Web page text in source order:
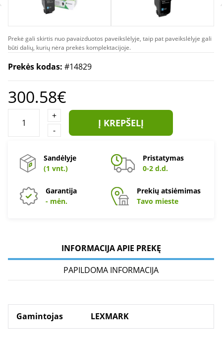
Prekė gali skirtis nuo pavaizduotos paveikslėlyje, taip pat paveikslėlyje gali
būti dalių, kurių nėra prekės komplektacijoje.
Prekės kodas: #14829
300.58€
+
-
Į KREPŠELĮ
Sandėlyje
(1 vnt.)
Pristatymas
0-2 d.d.
Garantija
- mėn.
Prekių atsiėmimas
Tavo mieste
INFORMACIJA APIE PREKĘ
PAPILDOMA INFORMACIJA
Gamintojas LEXMARK